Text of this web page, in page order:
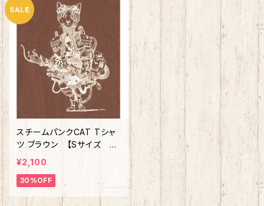
スチームパンクCAT Tシャ
ツ ブラウン 【Sサイズ M
サイズのみ】 綿100%
¥2,100
30%OFF